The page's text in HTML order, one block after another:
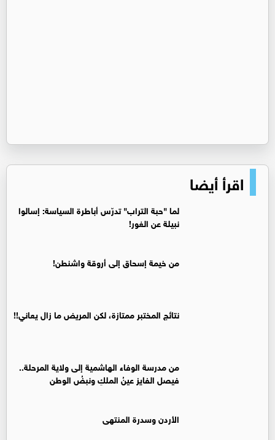
اقرأ أيضا
لما "حبة التراب" تدرّس أباطرة السياسة: إسالوا
نبيلة عن الغور!
من خيمة إسحاق إلى أروقة واشنطن!
نتائج المختبر ممتازة، لكن المريض ما زال يعاني!!
من مدرسة الوفاء الهاشمية إلى ولاية المرحلة..
فيصل الفايز عينُ الملكِ ونبضُ الوطن
الأردن وسدرة المنتهى